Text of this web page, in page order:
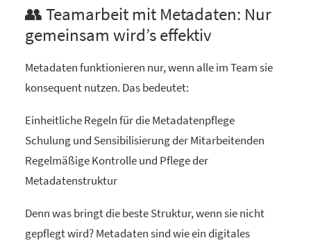
👥 Teamarbeit mit Metadaten: Nur
gemeinsam wird’s effektiv
Metadaten funktionieren nur, wenn alle im Team sie
konsequent nutzen. Das bedeutet:
Einheitliche Regeln für die Metadatenpflege
Schulung und Sensibilisierung der Mitarbeitenden
Regelmäßige Kontrolle und Pflege der
Metadatenstruktur
Denn was bringt die beste Struktur, wenn sie nicht
gepflegt wird? Metadaten sind wie ein digitales